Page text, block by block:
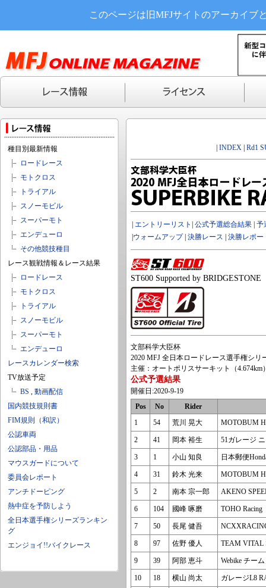
このページは旧MFJサイトのアーカイブ
種目別最新情報
ロードレース
モトクロス
トライアル
スノーモビル
スーパーモト
エンデューロ
その他競技種目
レース観戦情報＆レース結果
ロードレース
モトクロス
トライアル
スノーモビル
スーパーモト
エンデューロ
レースカレンダー検索
TV放送予定
BS , 動画配信
国内競技規則書
FIM規則（和訳）
公認車両
公認部品・用品
マウスガードについて
委員会レポート
アンチドーピング
熱中症を予防しよう
全日本選手権シリーズランキン
グ
エンジョイ!!バイクレース
INDEX Rd1
エントリーリスト 公式予選総合結果 予
ウォームアップ| 決勝レース 決勝レポー
ST600 Supported by BRIDGESTONE
文部科学大臣杯
2020 MFJ 全日本ロードレース選手権シ
主催：オートポリスサーキット（4.674km
公式予選結果
開催日:2020-9-19
Pos
No
Rider
1
54 荒川 晃大 MOTOBUM
2 41 岡本 裕生 51ガレージ
3 1 小山 知良 日本郵便
4 31 鈴木 光来 MOTOBUM
5 2 南本 宗一郎 AKENO
6 104 國峰 啄磨 TOHO Racing
7 50 長尾 健吾
8 97 佐野 優人 TEAM VITAL
9 39 阿部 恵斗 Webike チー
10 18 横山 尚太 ガレージL8